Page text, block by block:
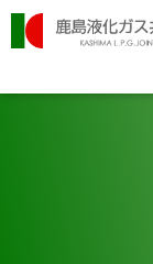
内
ス